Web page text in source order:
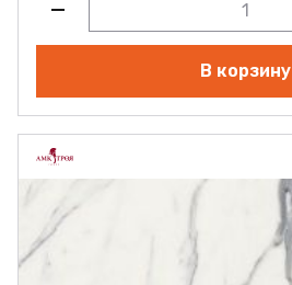
В корзину